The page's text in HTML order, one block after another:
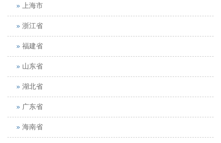
上海市
浙江省
福建省
山东省
湖北省
广东省
海南省